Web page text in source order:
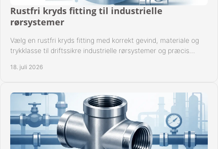
Rustfri kryds fitting til industrielle
rørsystemer
Vælg en rustfri kryds fitting med korrekt gevind, materiale og
trykklasse til driftssikre industrielle rørsystemer og præcis
18. juli 2026